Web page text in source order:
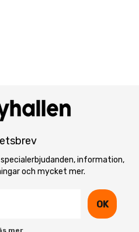
information,
och mycket mer.
OK